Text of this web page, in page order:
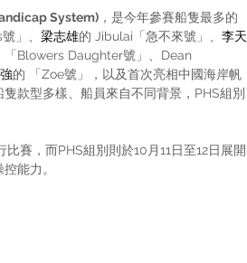
System) ，是今年參賽船隻最多的
」、 梁志雄的 Jibulai「急不來號」、 李天
「Blowers Daughter號」、Dean
的 「Zoe號」，以及首次亮相中國海岸帆
款型多樣、船員來自不同背景，PHS組別
比賽，而PHS組別則於10月11日至12日展開
能力。